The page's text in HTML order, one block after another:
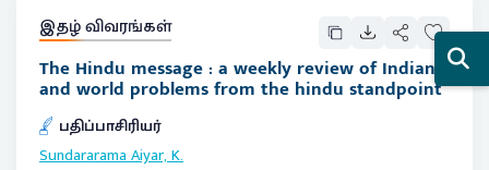
இதழ் விவரங்கள்
The Hindu message : a weekly review of Indian
and world problems from the hindu standpoint
பதிப்பாசிரியர்
Sundararama Aiyar, K.